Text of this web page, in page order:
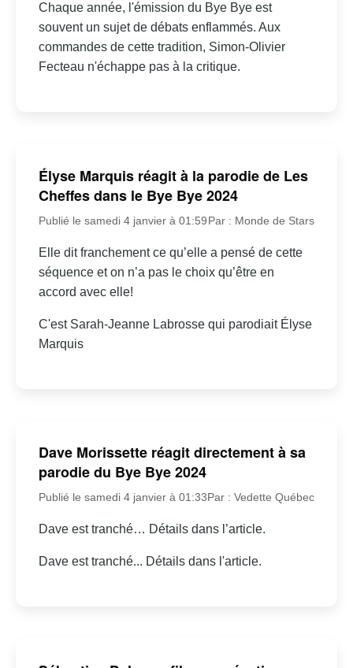
Chaque année, l'émission du Bye Bye est
souvent un sujet de débats enflammés. Aux
commandes de cette tradition, Simon-Olivier
Fecteau n'échappe pas à la critique.
Élyse Marquis réagit à la parodie de Les
Cheffes dans le Bye Bye 2024
Publié le samedi 4 janvier à 01:59Par : Monde de Stars
Elle dit franchement ce qu’elle a pensé de cette
séquence et on n’a pas le choix qu’être en
accord avec elle!
C'est Sarah-Jeanne Labrosse qui parodiait Élyse
Marquis
Dave Morissette réagit directement à sa
parodie du Bye Bye 2024
Publié le samedi 4 janvier à 01:33Par : Vedette Québec
Dave est tranché… Détails dans l’article.
Dave est tranché... Détails dans l'article.